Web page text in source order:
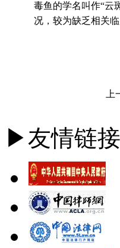
毒鱼的学名叫作“云
况，较为缺乏相关临
上
▶友情链接